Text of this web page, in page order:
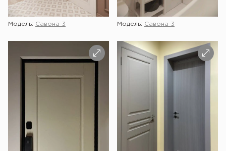
Модель: Савона 3 Модель: Савона 3